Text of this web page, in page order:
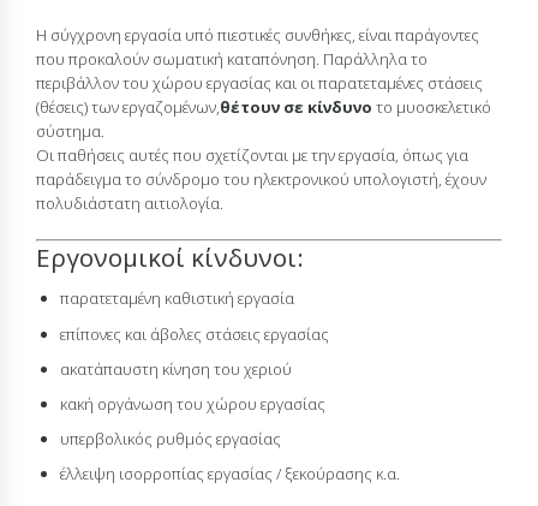
Η σύγχρονη εργασία υπό πιεστικές συνθήκες, είναι παράγοντες
που προκαλούν σωματική καταπόνηση. Παράλληλα το
περιβάλλον του χώρου εργασίας και οι παρατεταμένες στάσεις
(θέσεις) των εργαζομένων,θέτουν σε κίνδυνο το μυοσκελετικό
σύστημα.
Οι παθήσεις αυτές που σχετίζονται με την εργασία, όπως για
παράδειγμα το σύνδρομο του ηλεκτρονικού υπολογιστή, έχουν
πολυδιάστατη αιτιολογία.
Εργονομικοί κίνδυνοι:
παρατεταμένη καθιστική εργασία
επίπονες και άβολες στάσεις εργασίας
ακατάπαυστη κίνηση του χεριού
κακή οργάνωση του χώρου εργασίας
υπερβολικός ρυθμός εργασίας
έλλειψη ισορροπίας εργασίας / ξεκούρασης κ.α.